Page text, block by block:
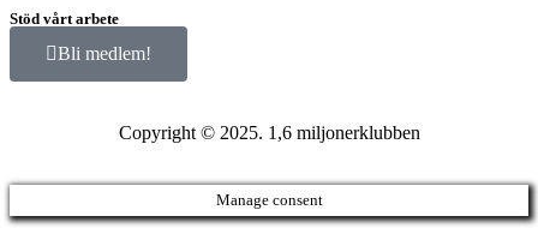
Stöd vårt arbete
Bli medlem!
Copyright © 2025. 1,6 miljonerklubben
Manage consent